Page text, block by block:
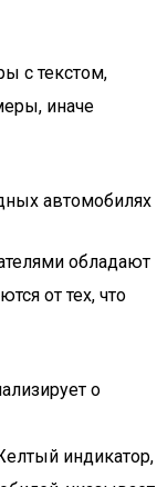
с текстом,
иначе
автомобилях
обладают
от тех, что
о
индикатор,